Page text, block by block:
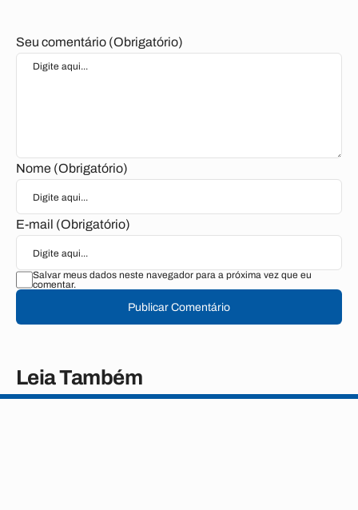
Seu comentário (Obrigatório)
Nome (Obrigatório)
E-mail (Obrigatório)
Salvar meus dados neste navegador para a próxima vez que eu
comentar.
Publicar Comentário
Leia Também